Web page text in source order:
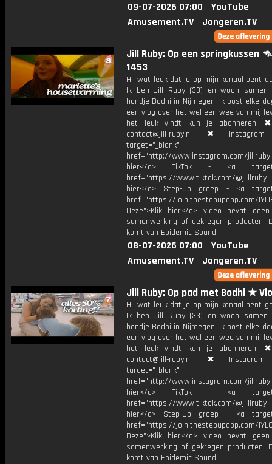
09-07-2026 07:00
YouTube
Amusement.TV
Jongeren.TV
Jill Ruby: Op een springkussen
1453
Hi, wat leuk dat je op mijn kanaal bent
Ik ben Jill Ruby (33) en woon
hondje Bodhi in Nijmegen. Ik post elke
een vlog over het wel een wee van mij
het leuk vindt kun je abonneren!
contact@jill-ruby.nl ✖
target="_blank"
href="http://www.instagram.com/
hier</a> TikTok - <a
href="https://www.tiktok.com/
hier</a> Step-Up groep - <a
href="https://join.thestepupapp.com/
Deze">Klik hier</a> video bevat
samenwerking of gekregen producten.
komt van Epidemic Sound.
08-07-2026 07:00
YouTube
Amusement.TV
Jongeren.TV
Jill Ruby: Op pad met Bodhi ★
Hi, wat leuk dat je op mijn kanaal bent
Ik ben Jill Ruby (33) en woon
hondje Bodhi in Nijmegen. Ik post elke
een vlog over het wel een wee van mij
het leuk vindt kun je abonneren!
contact@jill-ruby.nl ✖
target="_blank"
href="http://www.instagram.com/
hier</a> TikTok - <a
href="https://www.tiktok.com/
hier</a> Step-Up groep - <a
href="https://join.thestepupapp.com/
Deze">Klik hier</a> video bevat
samenwerking of gekregen producten.
komt van Epidemic Sound.